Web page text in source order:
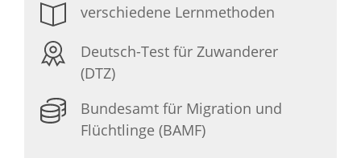
verschiedene Lernmethoden
Deutsch-Test für Zuwanderer
(DTZ)
Bundesamt für Migration und
Flüchtlinge (BAMF)